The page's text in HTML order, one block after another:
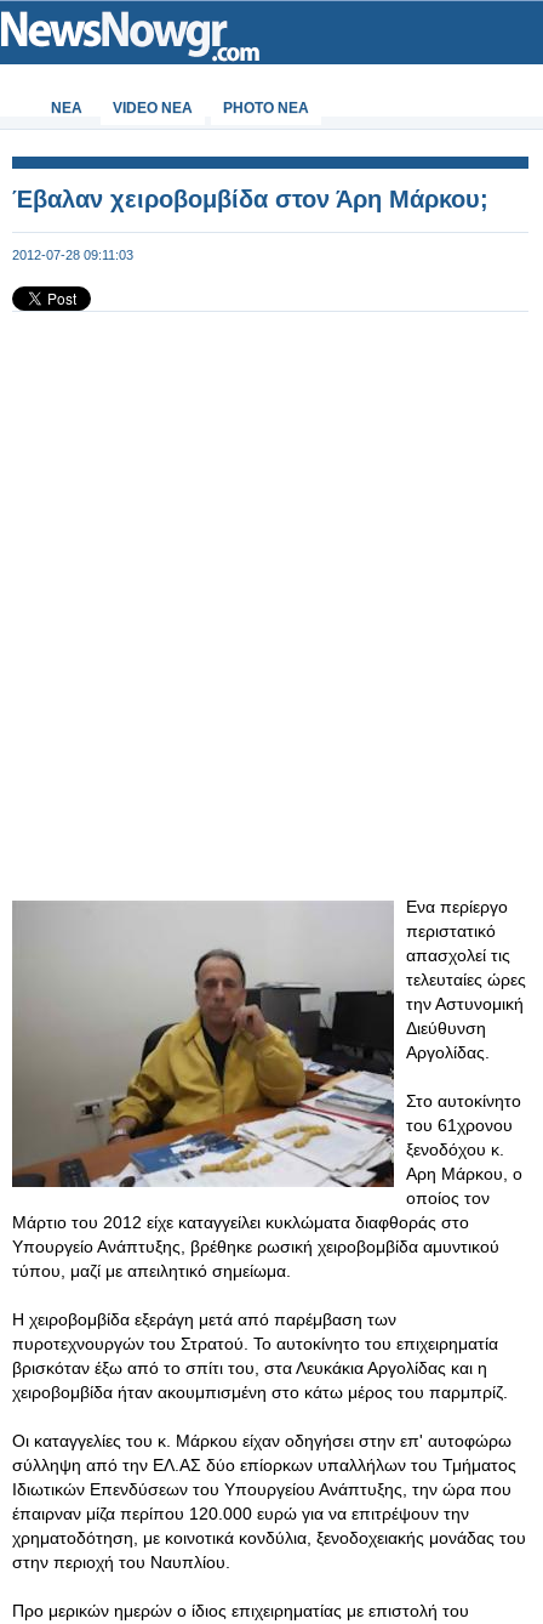
ΝΕΑ VIDEO NEA PHOTO NEA
Έβαλαν χειροβομβίδα στον Άρη Μάρκου;
2012-07-28 09:11:03
Ενα περίεργο
περιστατικό
απασχολεί τις
τελευταίες ώρες
την Αστυνομική
Διεύθυνση
Αργολίδας.
Στο αυτοκίνητο
του 61χρονου
ξενοδόχου κ.
Αρη Μάρκου, ο
οποίος τον
Μάρτιο του 2012 είχε καταγγείλει κυκλώματα διαφθοράς στο
Υπουργείο Ανάπτυξης, βρέθηκε ρωσική χειροβομβίδα αμυντικού
τύπου, μαζί με απειλητικό σημείωμα.
Η χειροβομβίδα εξεράγη μετά από παρέμβαση των
πυροτεχνουργών του Στρατού. Το αυτοκίνητο του επιχειρηματία
βρισκόταν έξω από το σπίτι του, στα Λευκάκια Αργολίδας και η
χειροβομβίδα ήταν ακουμπισμένη στο κάτω μέρος του παρμπρίζ.
Οι καταγγελίες του κ. Μάρκου είχαν οδηγήσει στην επ' αυτοφώρω
σύλληψη από την ΕΛ.ΑΣ δύο επίορκων υπαλλήλων του Τμήματος
Ιδιωτικών Επενδύσεων του Υπουργείου Ανάπτυξης, την ώρα που
έπαιρναν μίζα περίπου 120.000 ευρώ για να επιτρέψουν την
χρηματοδότηση, με κοινοτικά κονδύλια, ξενοδοχειακής μονάδας του
στην περιοχή του Ναυπλίου.
Προ μερικών ημερών ο ίδιος επιχειρηματίας με επιστολή του